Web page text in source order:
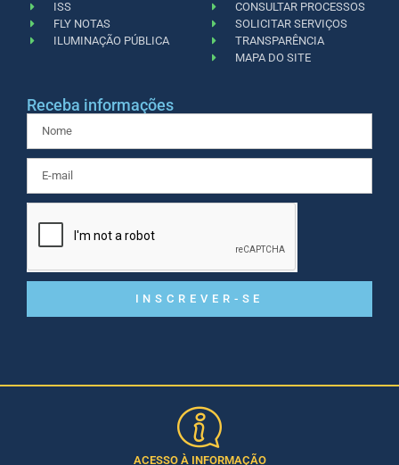
ISS
FLY NOTAS
ILUMINAÇÃO PÚBLICA
CONSULTAR PROCESSOS
SOLICITAR SERVIÇOS
TRANSPARÊNCIA
MAPA DO SITE
Receba informações
INSCREVER-SE
ACESSO À INFORMAÇÃO